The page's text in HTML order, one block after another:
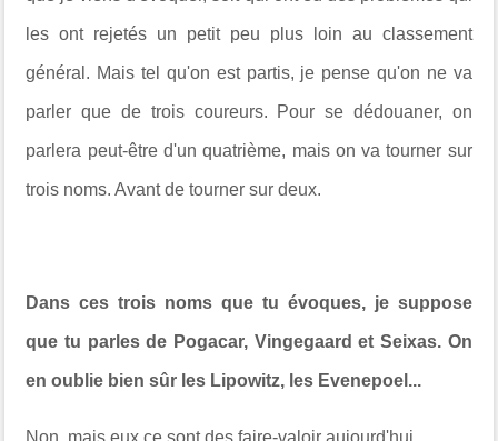
les ont rejetés un petit peu plus loin au classement
général. Mais tel qu'on est partis, je pense qu'on ne va
parler que de trois coureurs. Pour se dédouaner, on
parlera peut-être d'un quatrième, mais on va tourner sur
trois noms. Avant de tourner sur deux.
Dans ces trois noms que tu évoques, je suppose
que tu parles de Pogacar, Vingegaard et Seixas. On
en oublie bien sûr les Lipowitz, les Evenepoel...
Non, mais eux ce sont des faire-valoir aujourd'hui.